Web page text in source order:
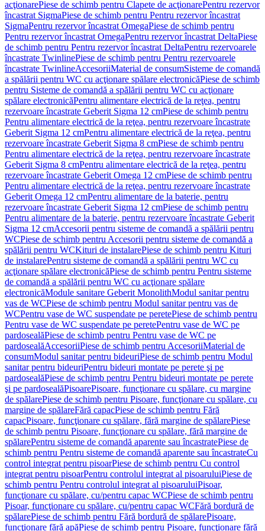
acţionarePiese de schimb pentru Clapete de acţionarePentru rezervor
încastrat SigmaPiese de schimb pentru Pentru rezervor încastrat
SigmaPentru rezervor încastrat OmegaPiese de schimb pentru
Pentru rezervor încastrat OmegaPentru rezervor încastrat DeltaPiese
de schimb pentru Pentru rezervor încastrat DeltaPentru rezervoarele
încastrate TwinlinePiese de schimb pentru Pentru rezervoarele
încastrate TwinlineAccesoriiMaterial de consumSisteme de comandă
a spălării pentru WC cu acţionare spălare electronicăPiese de schimb
pentru Sisteme de comandă a spălării pentru WC cu acţionare
spălare electronicăPentru alimentare electrică de la reţea, pentru
rezervoare încastrate Geberit Sigma 12 cmPiese de schimb pentru
Pentru alimentare electrică de la reţea, pentru rezervoare încastrate
Geberit Sigma 12 cmPentru alimentare electrică de la reţea, pentru
rezervoare încastrate Geberit Sigma 8 cmPiese de schimb pentru
Pentru alimentare electrică de la reţea, pentru rezervoare încastrate
Geberit Sigma 8 cmPentru alimentare electrică de la reţea, pentru
rezervoare încastrate Geberit Omega 12 cmPiese de schimb pentru
Pentru alimentare electrică de la reţea, pentru rezervoare încastrate
Geberit Omega 12 cmPentru alimentare de la baterie, pentru
rezervoare încastrate Geberit Sigma 12 cmPiese de schimb pentru
Pentru alimentare de la baterie, pentru rezervoare încastrate Geberit
Sigma 12 cmAccesorii pentru sisteme de comandă a spălării pentru
WCPiese de schimb pentru Accesorii pentru sisteme de comandă a
spălării pentru WCKituri de instalarePiese de schimb pentru Kituri
de instalarePentru sisteme de comandă a spălării pentru WC cu
acţionare spălare electronicăPiese de schimb pentru Pentru sisteme
de comandă a spălării pentru WC cu acţionare spălare
electronicăModule sanitare Geberit MonolithModul sanitar pentru
vas de WCPiese de schimb pentru Modul sanitar pentru vas de
WCPentru vase de WC suspendate pe peretePiese de schimb pentru
Pentru vase de WC suspendate pe peretePentru vase de WC pe
pardosealăPiese de schimb pentru Pentru vase de WC pe
pardosealăAccesoriiPiese de schimb pentru AccesoriiMaterial de
consumModul sanitar pentru bideuriPiese de schimb pentru Modul
sanitar pentru bideuriPentru bideuri montate pe perete şi pe
pardosealăPiese de schimb pentru Pentru bideuri montate pe perete
şi pe pardosealăPisoarePisoare, funcţionare cu spălare, cu margine
de spălarePiese de schimb pentru Pisoare, funcţionare cu spălare, cu
margine de spălareFără capacPiese de schimb pentru Fără
capacPisoare, funcţionare cu spălare, fără margine de spălarePiese
de schimb pentru Pisoare, funcţionare cu spălare, fără margine de
spălarePentru sisteme de comandă aparente sau încastratePiese de
schimb pentru Pentru sisteme de comandă aparente sau încastrateCu
control integrat pentru pisoarPiese de schimb pentru Cu control
integrat pentru pisoarPentru controlul integrat al pisoaruluiPiese de
schimb pentru Pentru controlul integrat al pisoaruluiPisoar,
funcţionare cu spălare, cu/pentru capac WCPiese de schimb pentru
Pisoar, funcţionare cu spălare, cu/pentru capac WCFără bordură de
spălarePiese de schimb pentru Fără bordură de spălarePisoare,
funcţionare fără apăPiese de schimb pentru Pisoare, funcţionare fără